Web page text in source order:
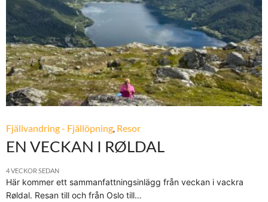
Fjällvandring - Fjällöpning Resor
EN VECKAN I RØLDAL
4 VECKOR SEDAN
Här kommer ett sammanfattningsinlägg från veckan i vackra
Røldal. Resan till och från Oslo till…